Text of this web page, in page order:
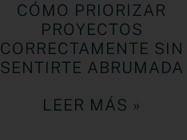
CÓMO PRIORIZAR
PROYECTOS
CORRECTAMENTE SIN
SENTIRTE ABRUMADA
LEER MÁS »